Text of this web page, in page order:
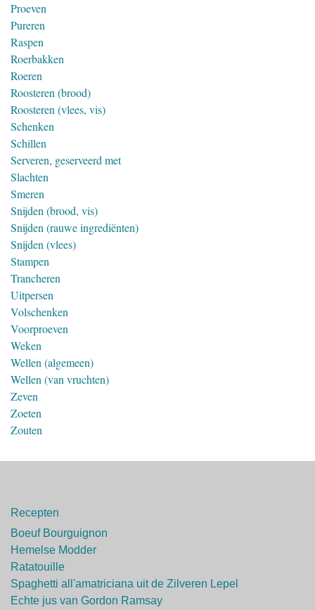
Proeven
Pureren
Raspen
Roerbakken
Roeren
Roosteren (brood)
Roosteren (vlees, vis)
Schenken
Schillen
Serveren, geserveerd met
Slachten
Smeren
Snijden (brood, vis)
Snijden (rauwe ingrediënten)
Snijden (vlees)
Stampen
Trancheren
Uitpersen
Volschenken
Voorproeven
Weken
Wellen (algemeen)
Wellen (van vruchten)
Zeven
Zoeten
Zouten
Recepten
Boeuf Bourguignon
Hemelse Modder
Ratatouille
Spaghetti all'amatriciana uit de Zilveren Lepel
Echte jus van Gordon Ramsay